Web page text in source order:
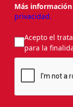
Más
privacidad.
Acepto el
para la